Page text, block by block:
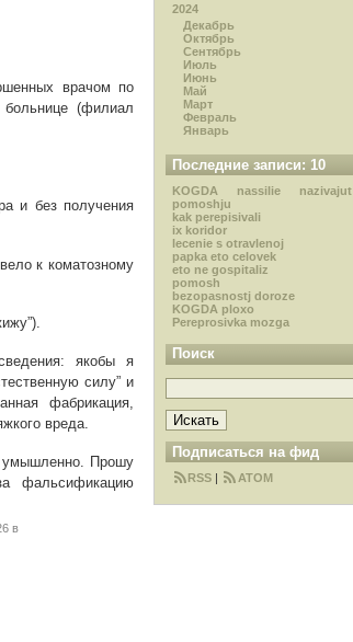
врачом по
больнице (филиал
и без получения
к коматозному
якобы я
силу” и
фабрикация,
вреда.
умышленно. Прошу
фальсификацию
в
2024
Декабрь
Октябрь
Сентябрь
Июль
Июнь
Май
Март
Февраль
Январь
Последние записи: 10
KOGDA nassilie nazivajut
pomoshju
kak perepisivali
ix koridor
lecenie s otravlenoj
papka eto celovek
eto ne gospitaliz
pomosh
bezopasnostj doroze
KOGDA ploxo
Pereprosivka mozga
Поиск
Подписаться на фид
RSS ATOM